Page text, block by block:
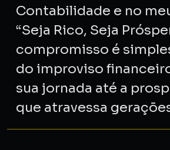
Contabilidade e no
“Seja Rico, Seja
compromisso é
do improviso
sua jornada até a
que atravessa